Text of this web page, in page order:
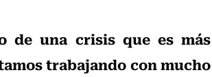
de una crisis que es más
trabajando con mucho